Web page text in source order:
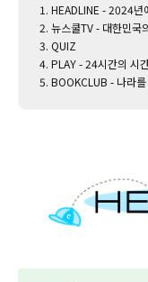
HEADLINE - 2024년
뉴스쿨TV - 대한민국
QUIZ
PLAY - 24시간의 시
BOOKCLUB - 나라